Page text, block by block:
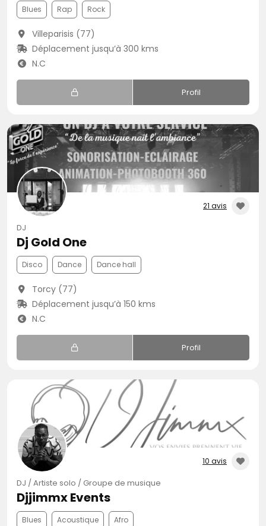
Blues Rap Rock
Villeparisis (77)
Déplacement jusqu’à 300 kms
N.C
Profil
21 avis
DJ
Dj Gold One
Disco Dance Dance hall
Torcy (77)
Déplacement jusqu’à 150 kms
N.C
Profil
10 avis
DJ / Artiste solo / Groupe de musique
Djjimmx Events
Blues Acoustique Afro